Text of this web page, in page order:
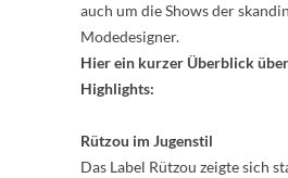
auch um die Shows der
Modedesigner.
Hier ein kurzer Überblick
Highlights:
Rützou im Jugenstil
Das Label Rützou zeigte sich